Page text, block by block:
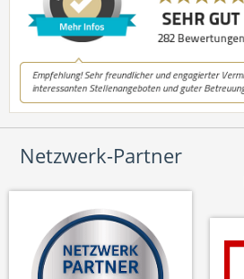
Netzwerk-Partner